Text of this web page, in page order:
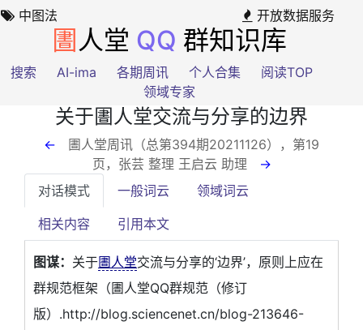
中图法 开放数据服务
圕 人堂 QQ 群知识库
搜索 AI-ima 各期周讯 个人合集
阅读TOP
领域专家
关于圕人堂交流与分享的边界
←
圕人堂周讯（总第394期20211126），第19
页 ，张芸 整理 王启云 助理
→
对话模式
一般词云 领域词云
相关内容 引用本文
图谋： 关于圕人堂交流与分享的‘边界’，原则上应在
群规范框架（圕人堂QQ群规范（修订
版）.http://blog.sciencenet.cn/blog-213646-